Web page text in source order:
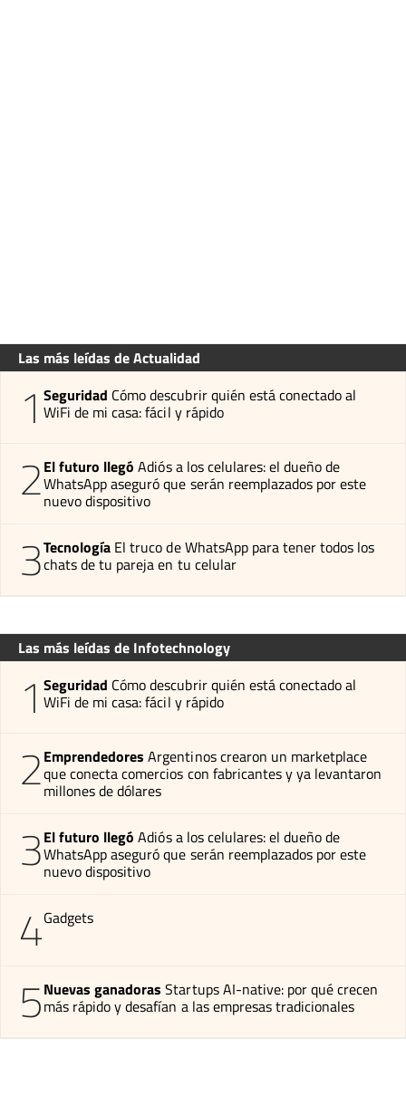
Las más leídas de Actualidad
1 Seguridad Cómo descubrir quién está conectado al
WiFi de mi casa: fácil y rápido
2El futuro llegó Adiós a los celulares: el dueño de
WhatsApp aseguró que serán reemplazados por este
nuevo dispositivo
3Tecnología El truco de WhatsApp para tener todos los
chats de tu pareja en tu celular
Las más leídas de Infotechnology
1 Seguridad Cómo descubrir quién está conectado al
WiFi de mi casa: fácil y rápido
2Emprendedores Argentinos crearon un marketplace
que conecta comercios con fabricantes y ya levantaron
millones de dólares
3El futuro llegó Adiós a los celulares: el dueño de
WhatsApp aseguró que serán reemplazados por este
nuevo dispositivo
4Gadgets
5Nuevas ganadoras Startups AI-native: por qué crecen
más rápido y desafían a las empresas tradicionales